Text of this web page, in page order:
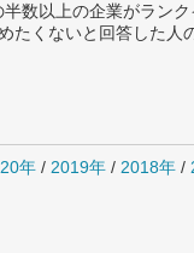
数以上の企業がランク
くないと回答した人
年 / 2019年 / 2018年 /